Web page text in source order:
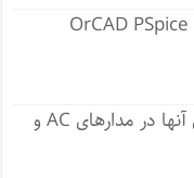
انواع اپتوکوپلر و کاربردهای آنها در مدارهای AC و